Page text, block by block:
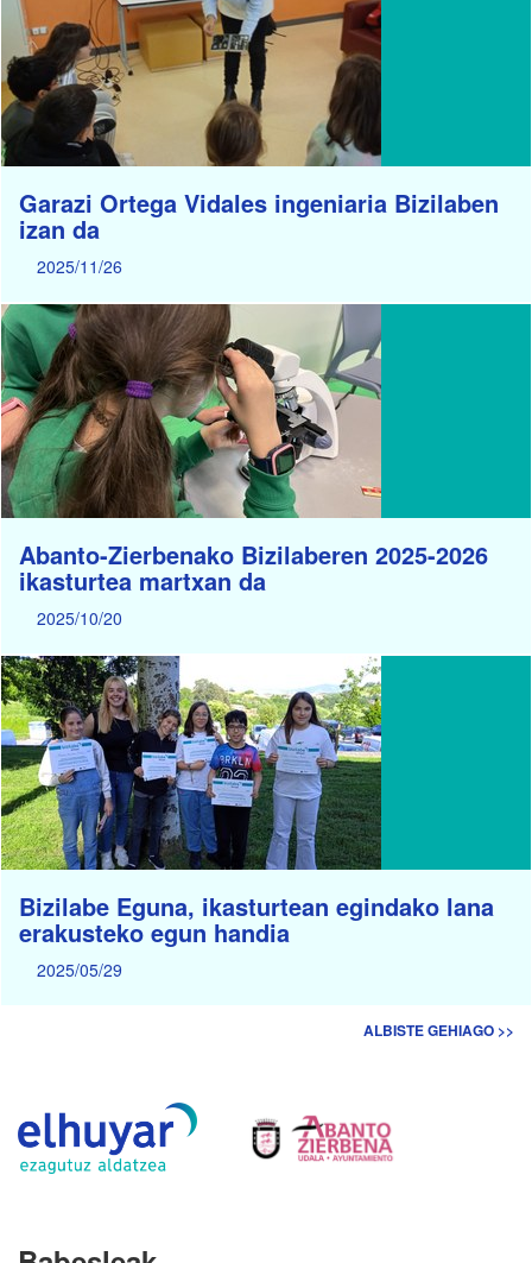
Garazi Ortega Vidales ingeniaria Bizilaben
izan da
2025/11/26
Abanto-Zierbenako Bizilaberen 2025-2026
ikasturtea martxan da
2025/10/20
Bizilabe Eguna, ikasturtean egindako lana
erakusteko egun handia
2025/05/29
ALBISTE GEHIAGO >>